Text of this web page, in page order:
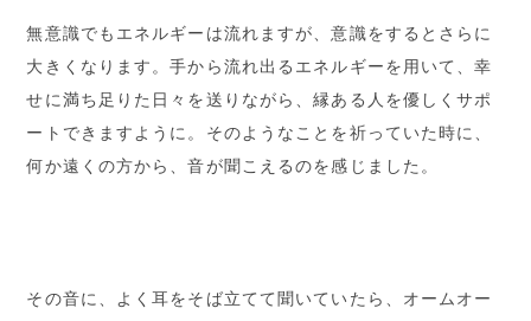
無意識でもエネルギーは流れますが、意識をするとさらに
大きくなります。手から流れ出るエネルギーを用いて、幸
せに満ち足りた日々を送りながら、縁ある人を優しくサポ
ートできますように。そのようなことを祈っていた時に、
何か遠くの方から、音が聞こえるのを感じました。
その音に、よく耳をそば立てて聞いていたら、オームオー